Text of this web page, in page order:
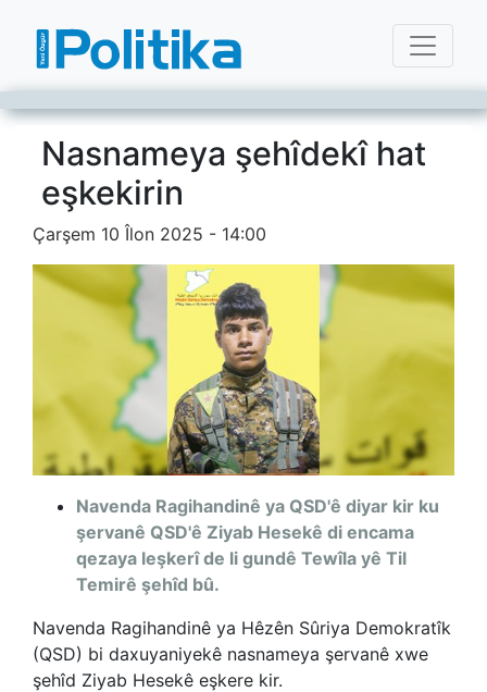
Nasnameya şehîdekî hat
eşkekirin
Çarşem 10 Îlon 2025 - 14:00
Navenda Ragihandinê ya QSD'ê diyar kir ku
şervanê QSD'ê Ziyab Hesekê di encama
qezaya leşkerî de li gundê Tewîla yê Til
Temirê şehîd bû.
Navenda Ragihandinê ya Hêzên Sûriya Demokratîk
(QSD) bi daxuyaniyekê nasnameya şervanê xwe
şehîd Ziyab Hesekê eşkere kir.